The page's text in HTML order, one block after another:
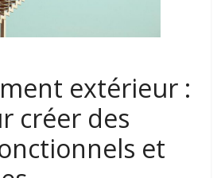
extérieur :
créer des
et